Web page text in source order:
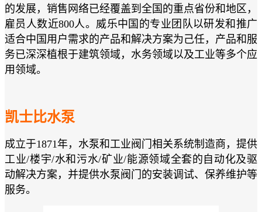
的发展，销售网络已经覆盖到全国的重点省份和地区，
雇员人数近800人。威乐中国的专业团队以研发和推广
适合中国用户需求的产品和解决方案为己任，产品和服
务已深深植根于建筑领域，水务领域以及工业等多个应
用领域。
凯士比水泵
成立于1871年，水泵和工业阀门相关系统制造商，提供
工业/楼宇/水和污水/矿业/能源领域全套的自动化及驱
动解决方案，并提供水泵阀门的安装调试、保养维护等
服务。